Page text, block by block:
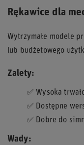
Rękawice dla
Wytrzymałe modele
lub budżetowego
Zalety:
✅ Wysoka
✅ Dostępne
✅ Dobre do
Wady: